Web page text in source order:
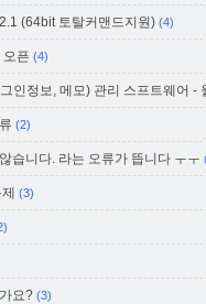
(64bit 토탈커맨드지원) (4)
픈 (4)
인정보, 메모) 관리 스프트웨어 -
(2)
습니다. 라는 오류가 뜹니다 ㅜㅜ
(3)
요? (3)